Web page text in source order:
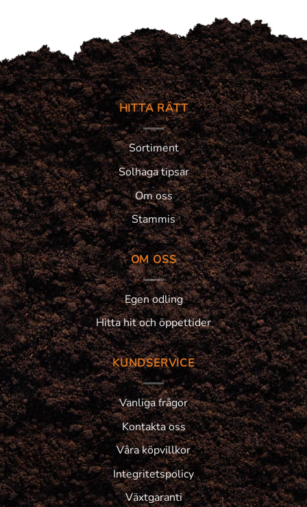
HITTA RÄTT
Sortiment
Solhaga tipsar
Om oss
Stammis
OM OSS
Egen odling
Hitta hit och öppettider
KUNDSERVICE
Vanliga frågor
Kontakta oss
Våra köpvillkor
Integritetspolicy
Växtgaranti